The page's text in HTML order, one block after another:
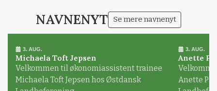
NAVNENYT Se mere navnenyt
3. AUG.
Michaela Toft Jepsen
Velkommen til økonomiassistent trainee
Michaela Toft Jepsen hos Østdansk
3. AUG.
Anette
Anette